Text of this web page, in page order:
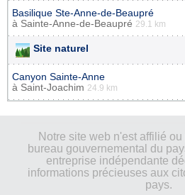
Basilique Ste-Anne-de-Beaupré
à Sainte-Anne-de-Beaupré 29.1 km
Site naturel
Canyon Sainte-Anne
à Saint-Joachim 24.9 km
Notre site web n'est affilié
bureau gouvernemental du
entreprise indépendante
informations précieuses aux
pays.